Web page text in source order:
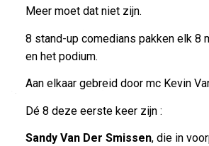
Meer moet dat niet zijn.
8 stand-up comedians pakken elk 8
en het podium.
Aan elkaar gebreid door mc Kevin
Dé 8 deze eerste keer zijn :
Sandy Van Der Smissen, die in